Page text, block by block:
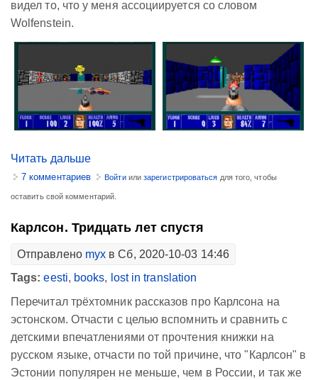
видел то, что у меня ассоциируется со словом
Wolfenstein.
Читать дальше
7 комментариев Войтиилизарегистрироваться для того, чтобы
оставить свой комментарий.
Карлсон. Тридцать лет спустя
Отправлено myx в Сб, 2020-10-03 14:46
Tags:eesti, books, lost in translation
Перечитал трёхтомник рассказов про Карлсона на
эстонском. Отчасти с целью вспомнить и сравнить с
детскими впечатлениями от прочтения книжки на
русском языке, отчасти по той причине, что "Карлсон" в
Эстонии популярен не меньше, чем в России, и так же